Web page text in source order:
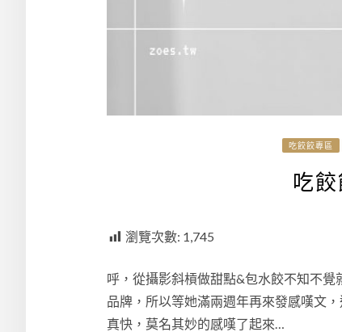
吃餃餃專區
吃
瀏覽次數: 1,745
呼，從攝影斜槓做甜點&包水餃不知不
品牌，所以等她滿兩週年再來發感嘆文
真快，莫名其妙的感嘆了起來…